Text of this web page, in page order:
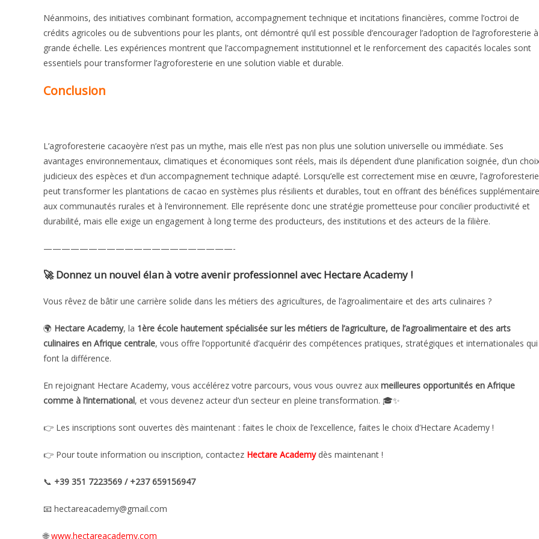
Néanmoins, des initiatives combinant formation, accompagnement technique et incitations financières, comme l’octroi de
crédits agricoles ou de subventions pour les plants, ont démontré qu’il est possible d’encourager l’adoption de l’agroforesterie à
grande échelle. Les expériences montrent que l’accompagnement institutionnel et le renforcement des capacités locales sont
essentiels pour transformer l’agroforesterie en une solution viable et durable.
Conclusion
L’agroforesterie cacaoyère n’est pas un mythe, mais elle n’est pas non plus une solution universelle ou immédiate. Ses
avantages environnementaux, climatiques et économiques sont réels, mais ils dépendent d’une planification soignée, d’un
judicieux des espèces et d’un accompagnement technique adapté. Lorsqu’elle est correctement mise en œuvre, l’agroforesterie
peut transformer les plantations de cacao en systèmes plus résilients et durables, tout en offrant des bénéfices
aux communautés rurales et à l’environnement. Elle représente donc une stratégie prometteuse pour concilier productivité et
durabilité, mais elle exige un engagement à long terme des producteurs, des institutions et des acteurs de la filière.
—————————————————————-
🚀Donnez un nouvel élan à votre avenir professionnel avec Hectare Academy !
Vous rêvez de bâtir une carrière solide dans les métiers des agricultures, de l’agroalimentaire et des arts culinaires ?
🌍 Hectare Academy, la 1ère école hautement spécialisée sur les métiers de l’agriculture, de l’agroalimentaire et des arts
culinaires en Afrique centrale, vous offre l’opportunité d’acquérir des compétences pratiques, stratégiques et internationales qui
font la différence.
En rejoignant Hectare Academy, vous accélérez votre parcours, vous vous ouvrez aux meilleures opportunités en Afrique
comme à l’international, et vous devenez acteur d’un secteur en pleine transformation. 🎓✨
👉 Les inscriptions sont ouvertes dès maintenant : faites le choix de l’excellence, faites le choix d’Hectare Academy !
👉 Pour toute information ou inscription, contactez Hectare Academydès maintenant !
📞 +39 351 7223569 / +237 659156947
📧 hectareacademy@gmail.com
🌐www.hectareacademy.com